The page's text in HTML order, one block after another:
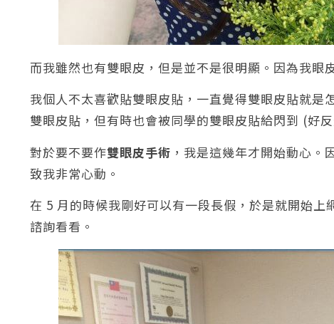
而我雖然也有雙眼皮，但是並不是很明顯。因為我眼
我個人不太喜歡貼雙眼皮貼，一直覺得雙眼皮貼就
雙眼皮貼，但有時也會被同學的雙眼皮貼給閃到 (好反
對於要不要作雙眼皮手術 ，我是這幾年才開始動心
致我非常心動。
在 5 月的時候我剛好可以有一段長假，於是就開始
諮詢看看。